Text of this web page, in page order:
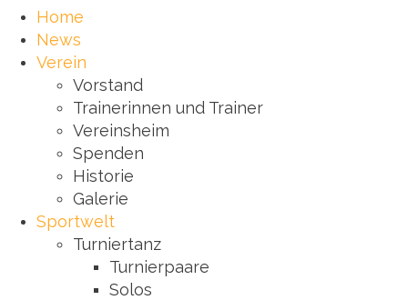
Home
News
Verein
Vorstand
Trainerinnen und Trainer
Vereinsheim
Spenden
Historie
Galerie
Sportwelt
Turniertanz
Turnierpaare
Solos